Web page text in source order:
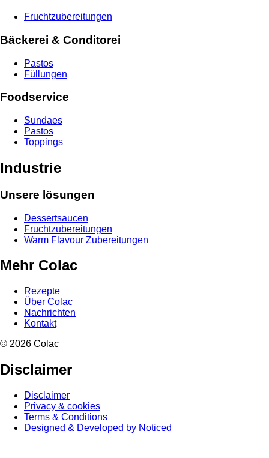
Fruchtzubereitungen
Bäckerei & Conditorei
Pastos
Füllungen
Foodservice
Sundaes
Pastos
Toppings
Industrie
Unsere lösungen
Dessertsaucen
Fruchtzubereitungen
Warm Flavour Zubereitungen
Mehr Colac
Rezepte
Über Colac
Nachrichten
Kontakt
© 2026 Colac
Disclaimer
Disclaimer
Privacy & cookies
Terms & Conditions
Designed & Developed by Noticed